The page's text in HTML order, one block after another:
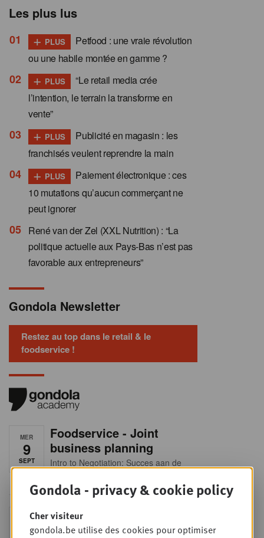
Les plus lus
+ PLUS
Petfood : une vraie révolution
ou une habile montée en gamme ?
+ PLUS
“Le retail media crée
l’intention, le terrain la transforme en
vente”
+ PLUS
Publicité en magasin : les
franchisés veulent reprendre la main
+ PLUS
Paiement électronique : ces
10 mutations qu’aucun commerçant ne
peut ignorer
René van der Zel (XXL Nutrition) : “La
politique actuelle aux Pays-Bas n’est pas
favorable aux entrepreneurs”
Gondola Newsletter
Restez au top dans le retail & le
foodservice !
MER
9
SEPT
Foodservice - Joint
business planning
Intro to Negotiation: Succes aan de
onderhandelingstafel is geen toeval!
MAR
15
Into Retail - Sold out
Ne manquez pas cette occasion
Gondola - privacy & cookie policy
Cher visiteur
gondola.be utilise des cookies pour optimiser